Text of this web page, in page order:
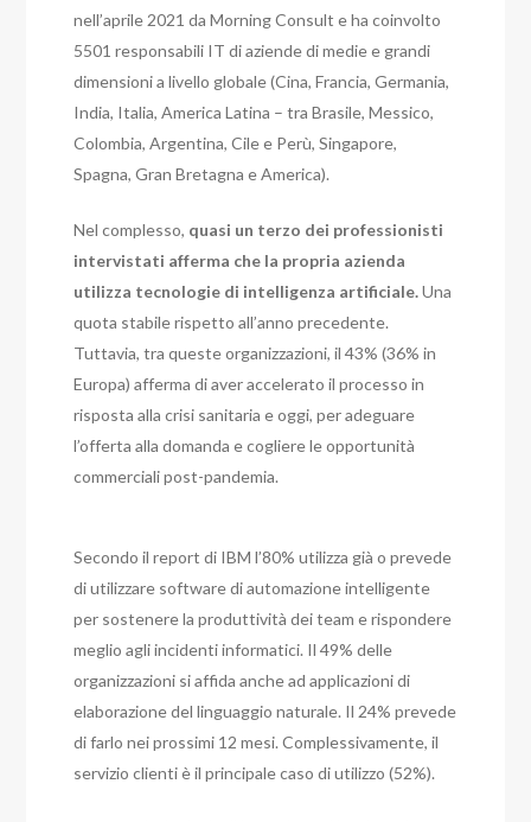
nell’aprile 2021 da Morning Consult e ha coinvolto
5501 responsabili IT di aziende di medie e grandi
dimensioni a livello globale (Cina, Francia, Germania,
India, Italia, America Latina – tra Brasile, Messico,
Colombia, Argentina, Cile e Perù, Singapore,
Spagna, Gran Bretagna e America).
Nel complesso, quasi un terzo dei professionisti
intervistati afferma che la propria azienda
utilizza tecnologie di intelligenza artificiale.Una
quota stabile rispetto all’anno precedente.
Tuttavia, tra queste organizzazioni, il 43% (36% in
Europa) afferma di aver accelerato il processo in
risposta alla crisi sanitaria e oggi, per adeguare
l’offerta alla domanda e cogliere le opportunità
commerciali post-pandemia.
Secondo il report di IBM l’80% utilizza già o prevede
di utilizzare software di automazione intelligente
per sostenere la produttività dei team e rispondere
meglio agli incidenti informatici. Il 49% delle
organizzazioni si affida anche ad applicazioni di
elaborazione del linguaggio naturale. Il 24% prevede
di farlo nei prossimi 12 mesi. Complessivamente, il
servizio clienti è il principale caso di utilizzo (52%).